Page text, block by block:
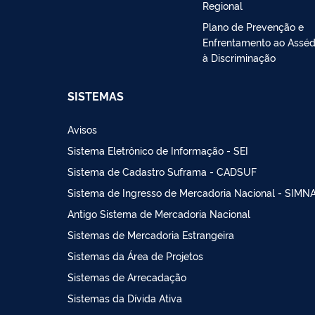
Regional
Plano de Prevenção e
Enfrentamento ao
à Discriminação
SISTEMAS
Avisos
Sistema Eletrônico de Informação - SEI
Sistema de Cadastro Suframa - CADSUF
Sistema de Ingresso de Mercadoria Nacional -
Antigo Sistema de Mercadoria Nacional
Sistemas de Mercadoria Estrangeira
Sistemas da Área de Projetos
Sistemas de Arrecadação
Sistemas da Dívida Ativa